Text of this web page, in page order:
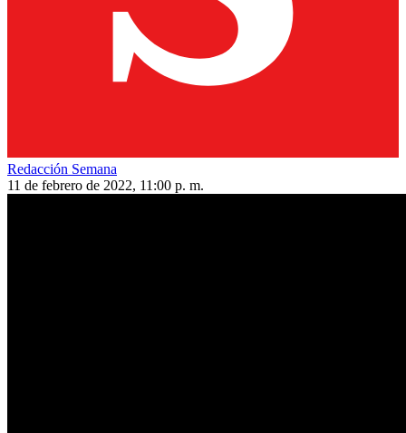
Redacción Semana
11 de febrero de 2022, 11:00 p. m.